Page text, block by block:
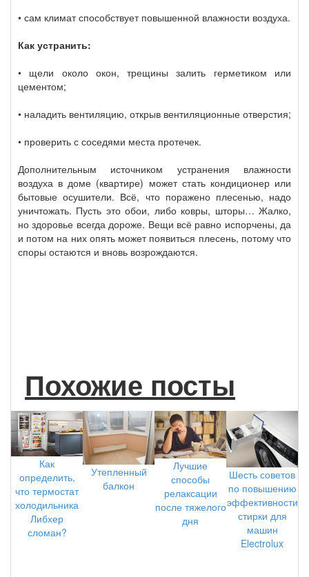
• сам климат способствует повышенной влажности воздуха.
Как устранить:
• щели около окон, трещины залить герметиком или
цементом;
• наладить вентиляцию, открыв вентиляционные отверстия;
• проверить с соседями места протечек.
Дополнительным источником устранения влажности
воздуха в доме (квартире) может стать кондиционер или
бытовые осушители. Всё, что поражено плесенью, надо
уничтожать. Пусть это обои, либо ковры, шторы… Жалко,
но здоровье всегда дороже. Вещи всё равно испорчены, да
и потом на них опять может появиться плесень, потому что
споры остаются и вновь возрождаются.
Похожие посты
Как
определить,
что термостат
холодильника
Либхер
сломан?
Утепленный
балкон
Лучшие
способы
релаксации
после тяжелого
дня
Шесть советов
по повышению
эффективности
стирки для
машин
Electrolux